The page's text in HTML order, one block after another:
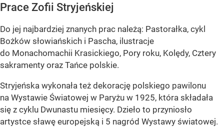
Prace Zofii Stryjeńskiej
Do jej najbardziej znanych prac należą: Pastorałka, cykl
Bożków słowiańskich i Pascha, ilustracje
do Monachomachii Krasickiego, Pory roku, Kolędy, Cztery
sakramenty oraz Tańce polskie.
Stryjeńska wykonała też dekorację polskiego pawilonu
na Wystawie Światowej w Paryżu w 1925, która składała
się z cyklu Dwunastu miesięcy. Dzieło to przyniosło
artystce sławę europejską i 5 nagród Wystawy światowej.